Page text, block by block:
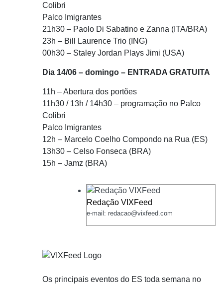
Colibri
Palco Imigrantes
21h30 – Paolo Di Sabatino e Zanna (ITA/BRA)
23h – Bill Laurence Trio (ING)
00h30 – Staley Jordan Plays Jimi (USA)
Dia 14/06 – domingo – ENTRADA GRATUITA
11h – Abertura dos portões
11h30 / 13h / 14h30 – programação no Palco
Colibri
Palco Imigrantes
12h – Marcelo Coelho Compondo na Rua (ES)
13h30 – Celso Fonseca (BRA)
15h – Jamz (BRA)
Redação VIXFeed
e-mail: redacao@vixfeed.com
Os principais eventos do ES toda semana no